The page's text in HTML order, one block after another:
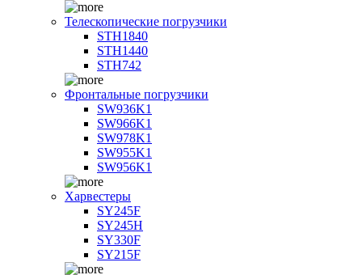
Телескопические погрузчики
STH1840
STH1440
STH742
Фронтальные погрузчики
SW936K1
SW966K1
SW978K1
SW955K1
SW956K1
Харвестеры
SY245F
SY245H
SY330F
SY215F